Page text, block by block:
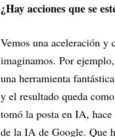
¿Hay acciones que se
Vemos una aceleración y
imaginamos. Por
una herramienta
y el resultado queda
tomó la posta en IA, hace
de la IA de Google. Que